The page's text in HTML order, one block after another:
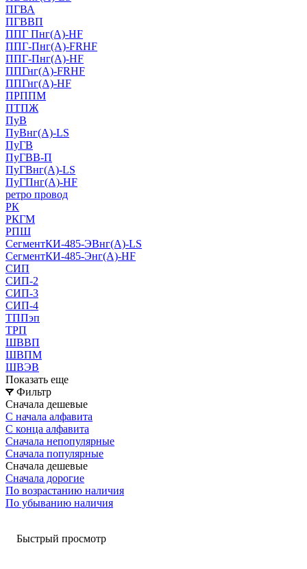
ПГВА
ПГВВП
ППГ Пнг(А)-HF
ППГ-Пнг(А)-FRHF
ППГ-Пнг(А)-HF
ППГнг(А)-FRHF
ППГнг(А)-HF
ПРППМ
ПТПЖ
ПуВ
ПуВнг(А)-LS
ПуГВ
ПуГВВ-П
ПуГВнг(А)-LS
ПуГПнг(А)-HF
ретро провод
РК
РКГМ
РПШ
СегментКИ-485-ЭВнг(А)-LS
СегментКИ-485-Энг(А)-HF
СИП
СИП-2
СИП-3
СИП-4
ТППэп
ТРП
ШВВП
ШВПМ
ШВЭВ
Показать еще
Фильтр
Сначала дешевые
С начала алфавита
С конца алфавита
Сначала непопулярные
Сначала популярные
Сначала дешевые
Сначала дорогие
По возрастанию наличия
По убыванию наличия
Быстрый просмотр